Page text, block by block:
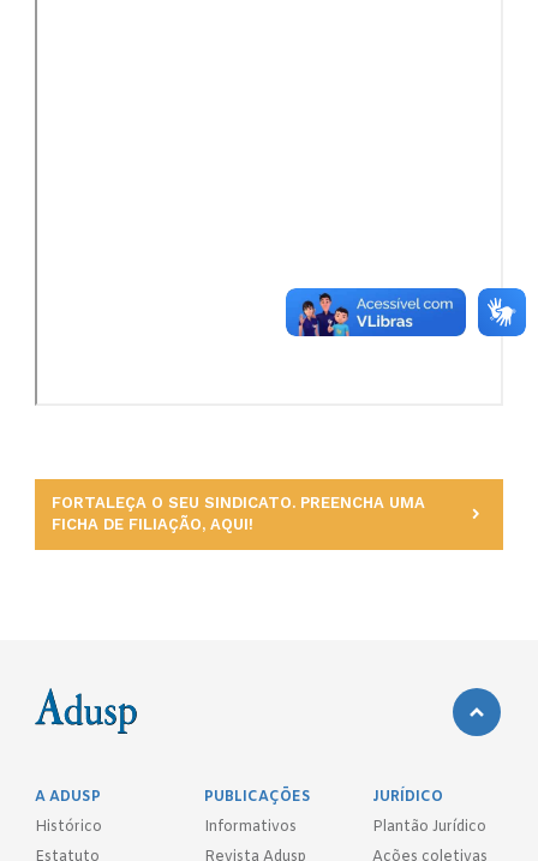
FORTALEÇA O SEU SINDICATO. PREENCHA UMA
FICHA DE FILIAÇÃO, AQUI!
A ADUSP
Histórico
PUBLICAÇÕES
Informativos
JURÍDICO
Plantão Jurídico